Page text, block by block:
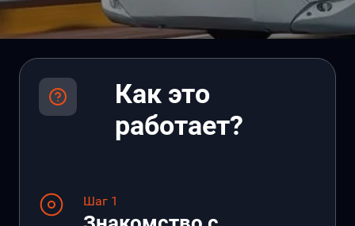
Как это
работает?
Шаг 1